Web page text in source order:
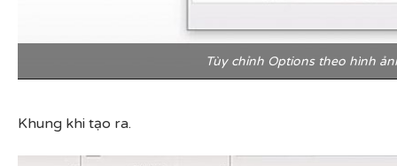
Tùy chỉnh Options theo hình
Khung khi tạo ra.